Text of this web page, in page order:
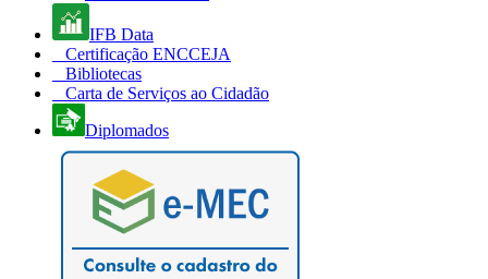
IFB Data
Certificação ENCCEJA
Bibliotecas
Carta de Serviços ao Cidadão
Diplomados